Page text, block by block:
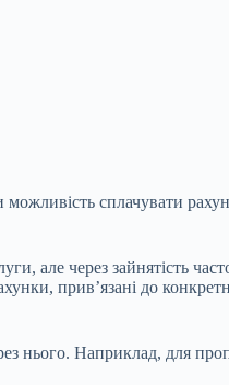
сплачувати
але через зайнятість
прив’язані до
нього. Наприклад, для